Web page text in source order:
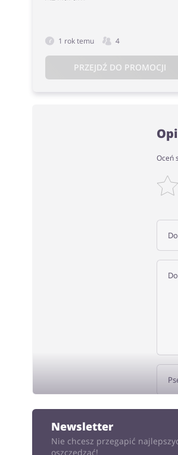
1 rok temu 4
PRZEJDŹ DO PROMOCJI
Oceń
Newsletter
Nie chcesz przegapić
oszczędzać!